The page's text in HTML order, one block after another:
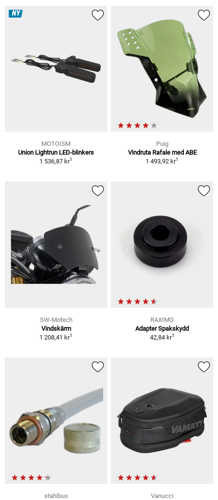
NY
MOTOISM
Union Lightrun LED-blinkers
1 536,87 kr1
Puig
Vindruta Rafale med ABE
1 493,92 kr1
SW-Motech
Vindskärm
1 208,41 kr1
RAXIMO
Adapter Spakskydd
42,84 kr1
stahlbus
Vanucci